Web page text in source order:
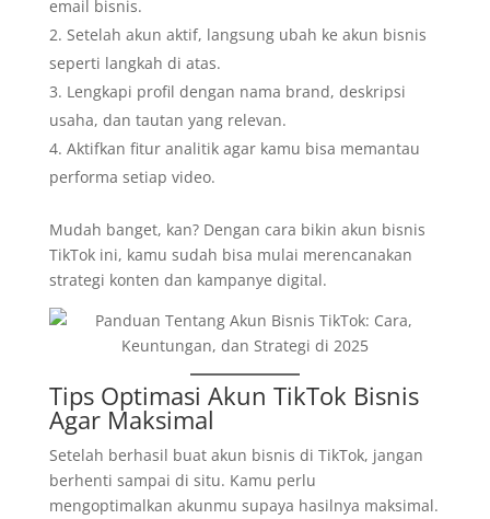
email bisnis.
Setelah akun aktif, langsung ubah ke akun bisnis
seperti langkah di atas.
Lengkapi profil dengan nama brand, deskripsi
usaha, dan tautan yang relevan.
Aktifkan fitur analitik agar kamu bisa memantau
performa setiap video.
Mudah banget, kan? Dengan cara bikin akun bisnis
TikTok ini, kamu sudah bisa mulai merencanakan
strategi konten dan kampanye digital.
Tips Optimasi Akun TikTok Bisnis
Agar Maksimal
Setelah berhasil buat akun bisnis di TikTok, jangan
berhenti sampai di situ. Kamu perlu
mengoptimalkan akunmu supaya hasilnya maksimal.